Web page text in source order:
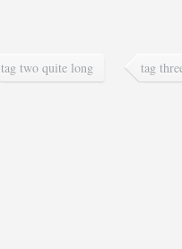
tag two quite long tag